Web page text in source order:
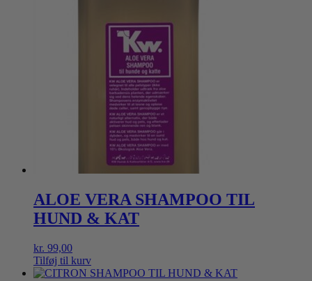
ALOE VERA SHAMPOO TIL
HUND & KAT
kr. 99,00
Tilføj til kurv